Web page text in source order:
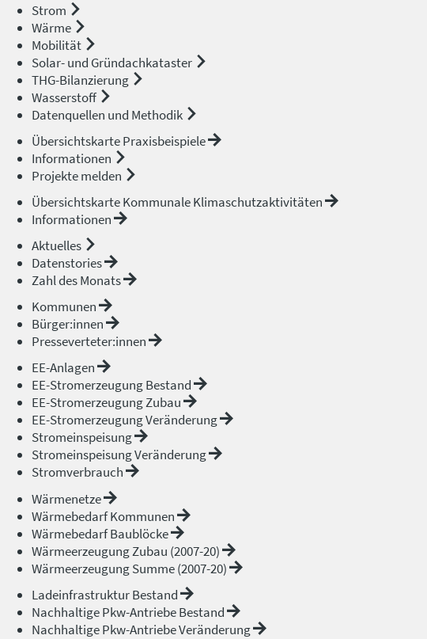
Strom
Wärme
Mobilität
Solar- und Gründachkataster
THG-Bilanzierung
Wasserstoff
Datenquellen und Methodik
Übersichtskarte Praxisbeispiele
Informationen
Projekte melden
Übersichtskarte Kommunale Klimaschutzaktivitäten
Informationen
Aktuelles
Datenstories
Zahl des Monats
Kommunen
Bürger:innen
Presseverteter:innen
EE-Anlagen
EE-Stromerzeugung Bestand
EE-Stromerzeugung Zubau
EE-Stromerzeugung Veränderung
Stromeinspeisung
Stromeinspeisung Veränderung
Stromverbrauch
Wärmenetze
Wärmebedarf Kommunen
Wärmebedarf Baublöcke
Wärmeerzeugung Zubau (2007-20)
Wärmeerzeugung Summe (2007-20)
Ladeinfrastruktur Bestand
Nachhaltige Pkw-Antriebe Bestand
Nachhaltige Pkw-Antriebe Veränderung